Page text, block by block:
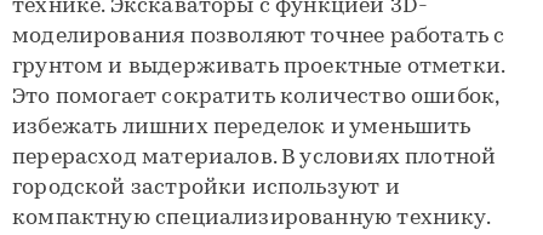
технике. Экскаваторы с функцией 3D-
моделирования позволяют точнее работать с
грунтом и выдерживать проектные отметки.
Это помогает сократить количество ошибок,
избежать лишних переделок и уменьшить
перерасход материалов. В условиях плотной
городской застройки используют и
компактную специализированную технику.